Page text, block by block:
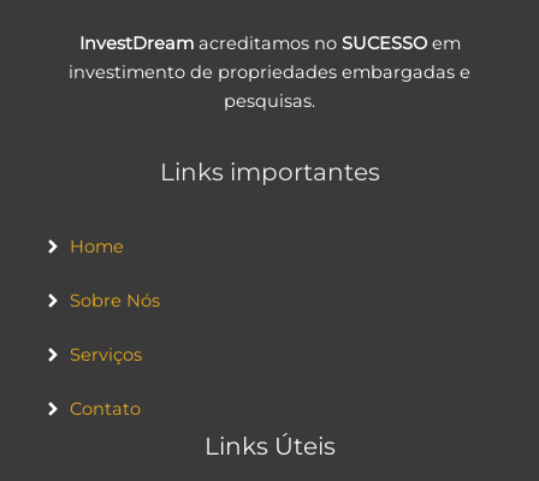
InvestDreamacreditamos no SUCESSOem
investimento de propriedades embargadas e
pesquisas.
Links importantes
Home
Sobre Nós
Serviços
Contato
Links Úteis